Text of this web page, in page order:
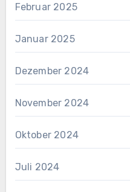
Februar 2025
Januar 2025
Dezember 2024
November 2024
Oktober 2024
Juli 2024